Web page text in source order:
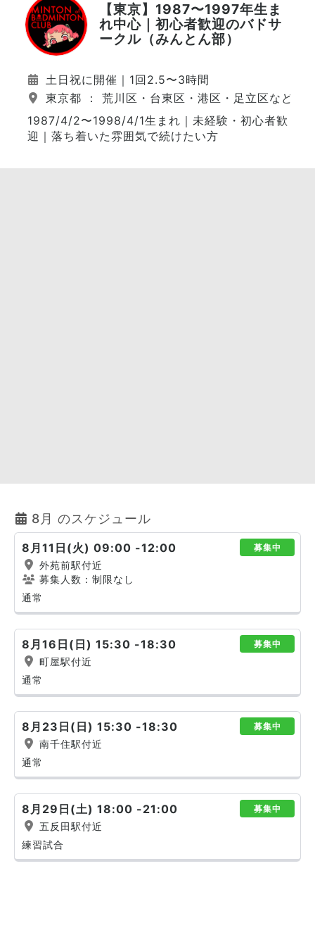
【東京】1987〜1997年生ま
れ中心｜初心者歓迎のバドサ
ークル（みんとん部）
土日祝に開催｜1回2.5〜3時間
東京都 ： 荒川区・台東区・港区・足立区など（
1987/4/2〜1998/4/1生まれ｜未経験・初心者歓
迎｜落ち着いた雰囲気で続けたい方
8月 のスケジュール
8月11日(火) 09:00 -12:00 募集中
外苑前駅付近
募集人数：制限なし
通常
8月16日(日) 15:30 -18:30 募集中
町屋駅付近
通常
8月23日(日) 15:30 -18:30 募集中
南千住駅付近
通常
8月29日(土) 18:00 -21:00 募集中
五反田駅付近
練習試合